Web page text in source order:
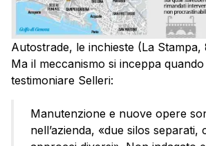
Autostrade, le inchieste (La Stampa,
Ma il meccanismo si inceppa
testimoniare Selleri:
Manutenzione e nuove opere
nell’azienda, «due silos separati,